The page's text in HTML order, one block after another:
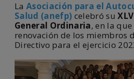
La Asociación para el
Salud (anefp) celebró su
General Ordinaria, en la
renovación de los miembros
Directivo para el ejercicio